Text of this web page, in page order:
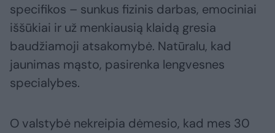
specifikos – sunkus fizinis darbas, emociniai
iššūkiai ir už menkiausią klaidą gresia
baudžiamoji atsakomybė. Natūralu, kad
jaunimas mąsto, pasirenka lengvesnes
specialybes.
O valstybė nekreipia dėmesio, kad mes 30